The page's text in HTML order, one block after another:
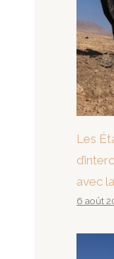
Les
avec
6 août